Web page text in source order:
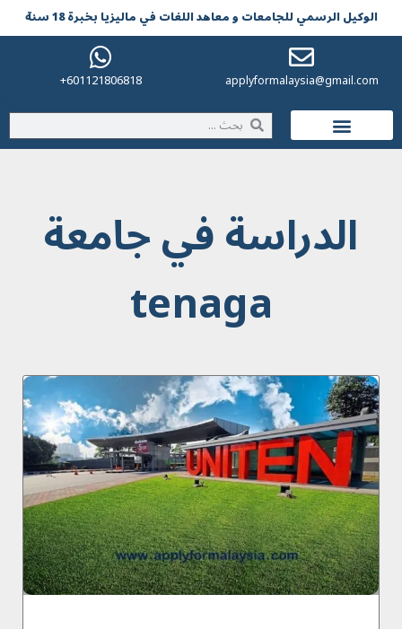
الوکیل الرسمي للجامعات و معاهد اللغات في مالیزیا بخبرة 18 سنة
applyformalaysia@gmail.com
601121806818+
الدراسة في جامعة
tenaga